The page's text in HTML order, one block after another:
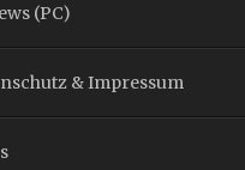
(PC)
& Impressum